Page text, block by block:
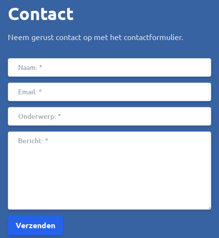
Contact
Neem gerust contact op met het contactformulier.